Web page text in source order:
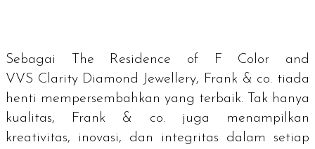
Sebagai The Residence of F Color and
VVS Clarity Diamond Jewellery, Frank & co. tiada
henti mempersembahkan yang terbaik. Tak hanya
kualitas, Frank & co. juga menampilkan
kreativitas, inovasi, dan integritas dalam setiap